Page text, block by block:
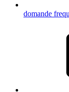
domande